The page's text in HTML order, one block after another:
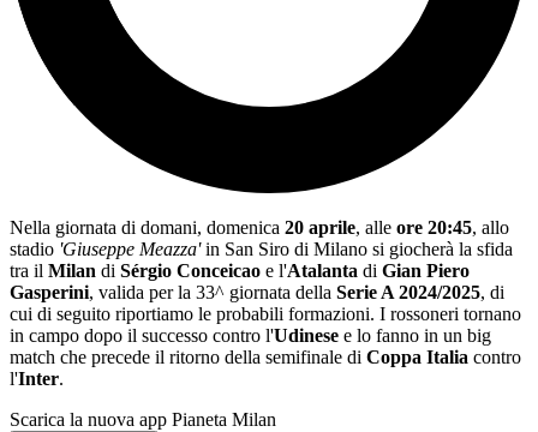
Nella giornata di domani, domenica 20 aprile, alle ore 20:45, allo
stadio 'Giuseppe Meazza'in San Siro di Milano si giocherà la sfida
tra il Milan di Sérgio Conceicao e l'Atalanta di Gian Piero
Gasperini, valida per la 33^ giornata della Serie A 2024/2025, di
cui di seguito riportiamo le probabili formazioni. I rossoneri tornano
in campo dopo il successo contro l'Udinese e lo fanno in un big
match che precede il ritorno della semifinale di Coppa Italia contro
l'Inter.
Scarica la nuova app Pianeta Milan